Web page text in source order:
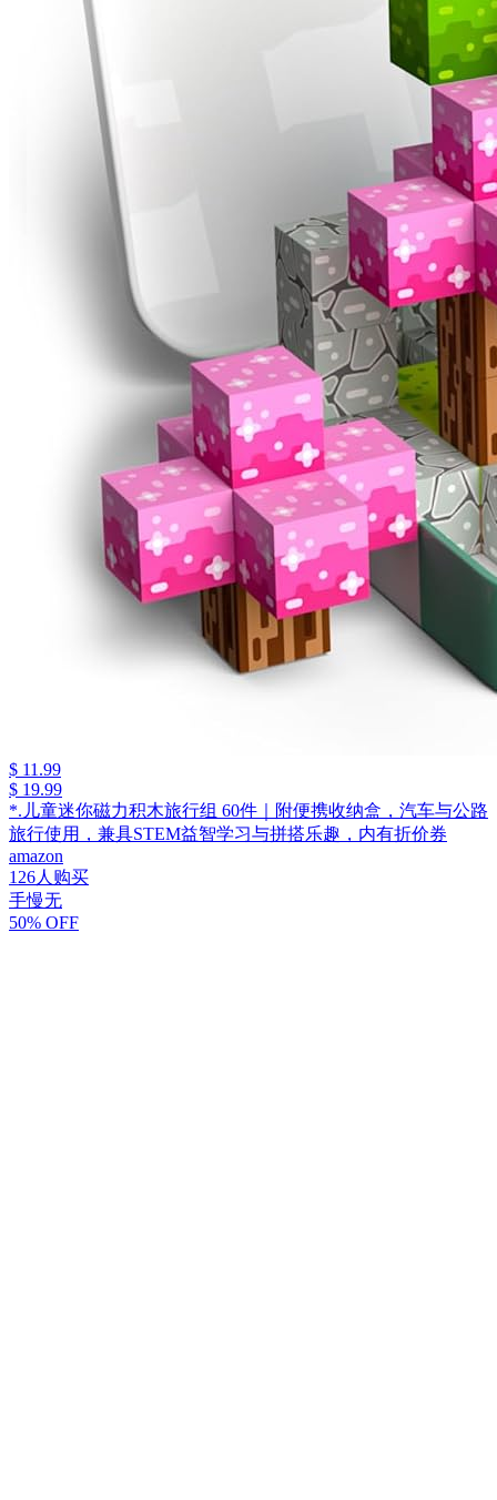
$ 11.99
$ 19.99
*.儿童迷你磁力积木旅行组 60件｜附便携收纳盒，汽车与公路
旅行使用，兼具STEM益智学习与拼搭乐趣，内有折价券
amazon
126人购买
手慢无
50% OFF